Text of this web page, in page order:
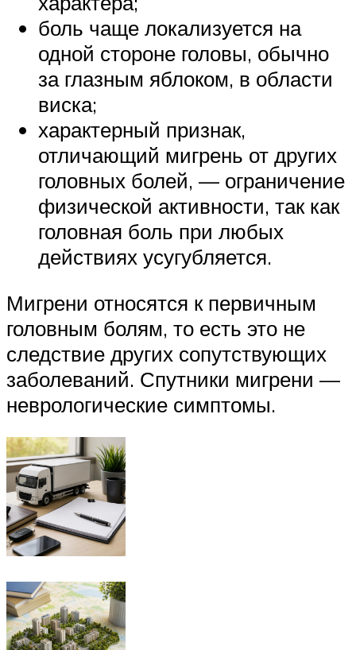
боль чаще локализуется на
одной стороне головы, обычно
за глазным яблоком, в области
виска;
характерный признак,
отличающий мигрень от других
головных болей, — ограничение
физической активности, так как
головная боль при любых
действиях усугубляется.
Мигрени относятся к первичным
головным болям, то есть это не
следствие других сопутствующих
заболеваний. Спутники мигрени —
неврологические симптомы.